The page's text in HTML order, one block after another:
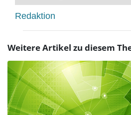
Redaktion
Weitere Artikel zu diesem